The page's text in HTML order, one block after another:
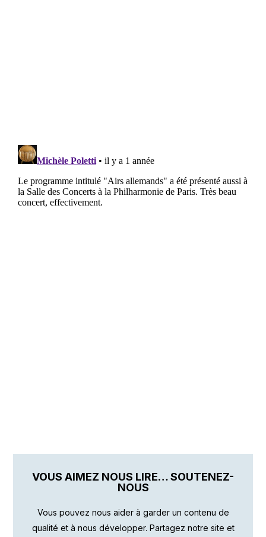
VOUS AIMEZ NOUS LIRE… SOUTENEZ-
NOUS
Vous pouvez nous aider à garder un contenu de
qualité et à nous développer. Partagez notre site et